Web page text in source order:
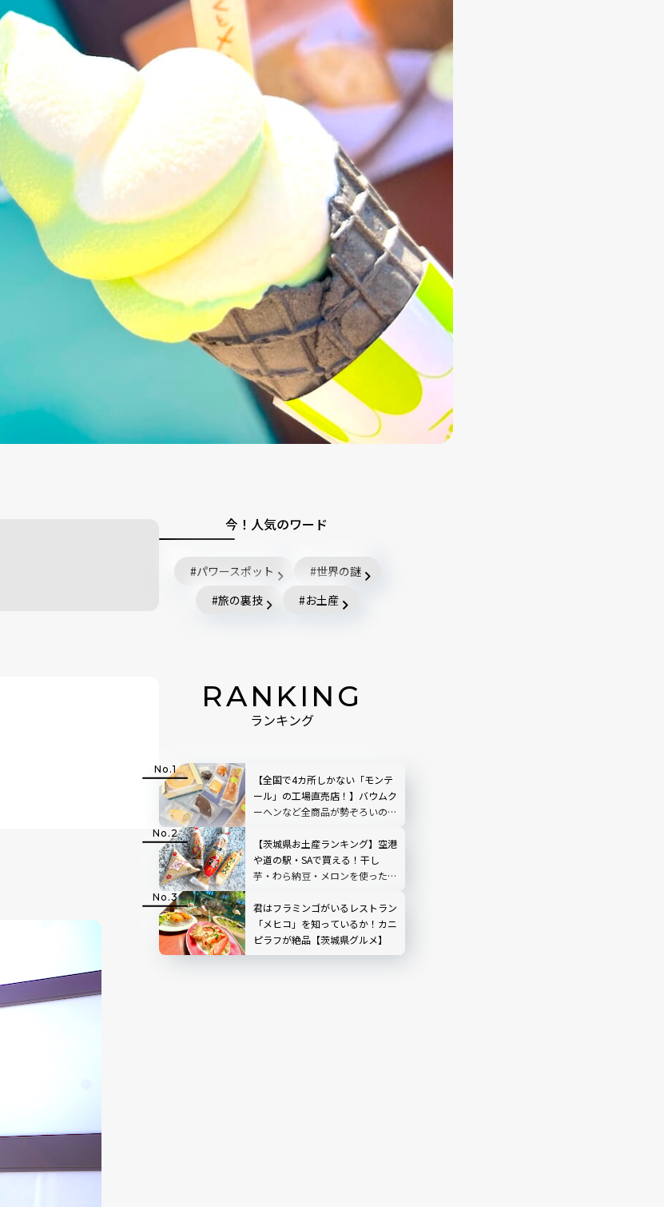
今！人気のワード
パワースポット
世界の謎
旅の裏技
お土産
RANKING
ランキング
【全国で4カ所しかない「モンテ
ール」の工場直売店！】バウムク
ーヘンなど全商品が勢ぞろいの八
【茨城県お土産ランキング】空港
や道の駅・SAで買える！干し
芋・わら納豆・メロンを使ったお
君はフラミンゴがいるレストラン
「メヒコ」を知っているか！カニ
ピラフが絶品【茨城県グルメ】